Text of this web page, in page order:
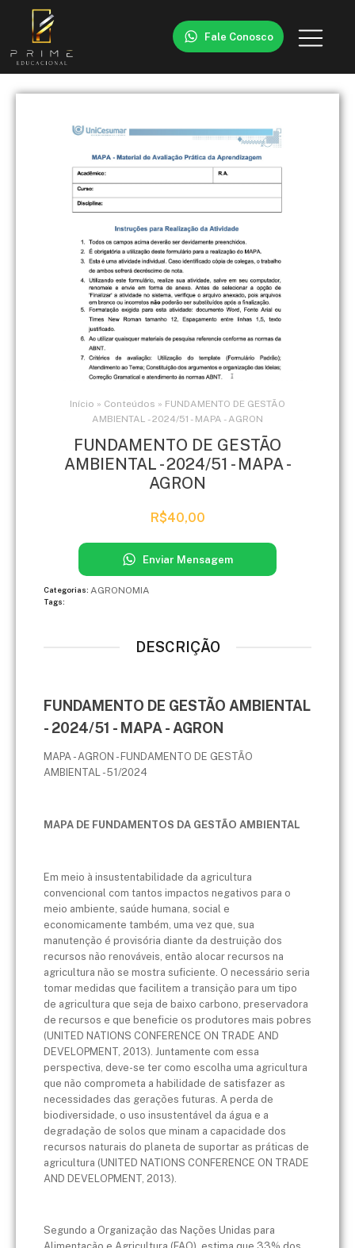
Fale Conosco
Início » Conteúdos » FUNDAMENTO DE GESTÃO
AMBIENTAL - 2024/51 - MAPA - AGRON
FUNDAMENTO DE GESTÃO
AMBIENTAL - 2024/51 - MAPA -
AGRON
R$40,00
Enviar Mensagem
Categorias: AGRONOMIA
Tags:
DESCRIÇÃO
FUNDAMENTO DE GESTÃO AMBIENTAL
- 2024/51 - MAPA - AGRON
MAPA - AGRON - FUNDAMENTO DE GESTÃO
AMBIENTAL - 51/2024
MAPA DE FUNDAMENTOS DA GESTÃO AMBIENTAL
Em meio à insustentabilidade da agricultura
convencional com tantos impactos negativos para o
meio ambiente, saúde humana, social e
economicamente também, uma vez que, sua
manutenção é provisória diante da destruição dos
recursos não renováveis, então alocar recursos na
agricultura não se mostra suficiente. O necessário seria
tomar medidas que facilitem a transição para um tipo
de agricultura que seja de baixo carbono, preservadora
de recursos e que beneficie os produtores mais pobres
(UNITED NATIONS CONFERENCE ON TRADE AND
DEVELOPMENT, 2013). Juntamente com essa
perspectiva, deve-se ter como escolha uma agricultura
que não comprometa a habilidade de satisfazer as
necessidades das gerações futuras. A perda de
biodiversidade, o uso insustentável da água e a
degradação de solos que minam a capacidade dos
recursos naturais do planeta de suportar as práticas de
agricultura (UNITED NATIONS CONFERENCE ON TRADE
AND DEVELOPMENT, 2013).
Segundo a Organização das Nações Unidas para